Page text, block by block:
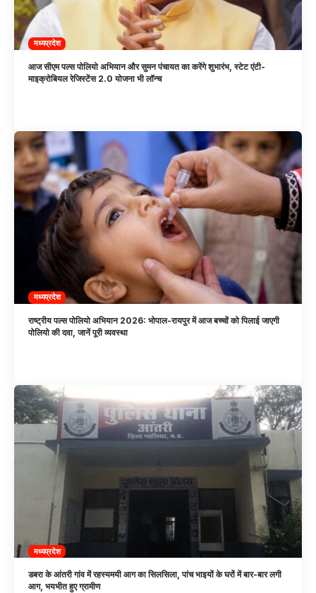
मध्यप्रदेश
आज सीएम पल्स पोलियो अभियान और सुमन पंचायत का करेंगे शुभारंभ, स्टेट एंटी-
माइक्रोबियल रेजिस्टेंस 2.0 योजना भी लॉन्च
मध्यप्रदेश
राष्ट्रीय पल्स पोलियो अभियान 2026: भोपाल-रायपुर में आज बच्चों को पिलाई जाएगी
पोलियो की दवा, जानें पूरी व्यवस्था
मध्यप्रदेश
डबरा के आंतरी गांव में रहस्यमयी आग का सिलसिला, पांच भाइयों के घरों में बार-बार लगी
आग, भयभीत हुए ग्रामीण